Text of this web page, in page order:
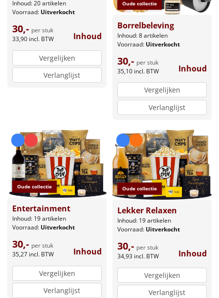
Inhoud: 20 artikelen
Voorraad: Uitverkocht
30,- per stuk
33,90 incl. BTW Inhoud
Vergelijken
Verlanglijst
Oude collectie
Borrelbeleving
Inhoud: 8 artikelen
Voorraad: Uitverkocht
30,- per stuk
35,10 incl. BTW Inhoud
Vergelijken
Verlanglijst
Oude collectie
Entertainment
Inhoud: 19 artikelen
Voorraad: Uitverkocht
30,- per stuk
35,27 incl. BTW Inhoud
Vergelijken
Verlanglijst
Oude collectie
Lekker Relaxen
Inhoud: 19 artikelen
Voorraad: Uitverkocht
30,- per stuk
34,93 incl. BTW Inhoud
Vergelijken
Verlanglijst